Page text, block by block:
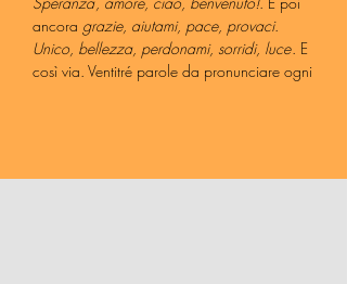
ancora grazie, aiutami, pace, provaci.
Unico, bellezza, perdonami, sorridi, luce. E
così via. Ventitré parole da pronunciare ogni
lingue del mondo, accompagnate da